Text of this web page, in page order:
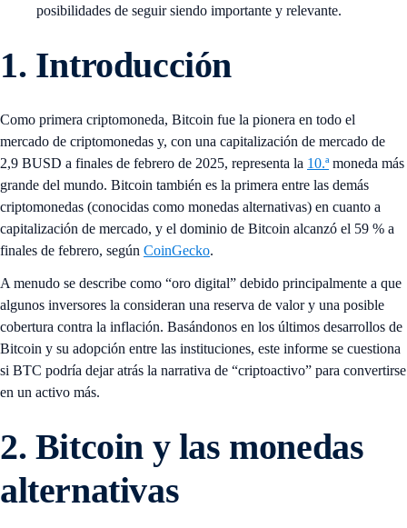
posibilidades de seguir siendo importante y relevante.
1. Introducción
Como primera criptomoneda, Bitcoin fue la pionera en todo el
mercado de criptomonedas y, con una capitalización de mercado de
2,9 BUSD a finales de febrero de 2025, representa la 10.ªmoneda más
grande del mundo. Bitcoin también es la primera entre las demás
criptomonedas (conocidas como monedas alternativas) en cuanto a
capitalización de mercado, y el dominio de Bitcoin alcanzó el 59 % a
finales de febrero, según CoinGecko.
A menudo se describe como “oro digital” debido principalmente a que
algunos inversores la consideran una reserva de valor y una posible
cobertura contra la inflación. Basándonos en los últimos desarrollos de
Bitcoin y su adopción entre las instituciones, este informe se cuestiona
si BTC podría dejar atrás la narrativa de “criptoactivo” para convertirse
en un activo más.
2. Bitcoin y las monedas
alternativas